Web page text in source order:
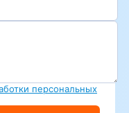
персональных